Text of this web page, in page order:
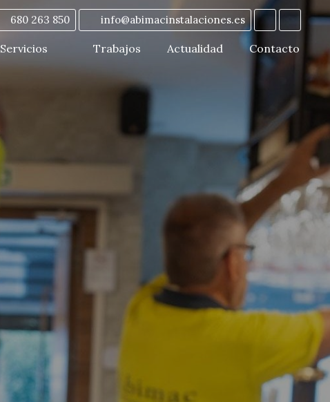
680 263 850 info@abimacinstalaciones.es
Servicios Trabajos Actualidad Contacto